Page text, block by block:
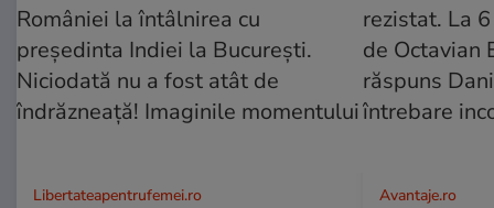
Libertateapentrufemei.ro Avantaje.ro